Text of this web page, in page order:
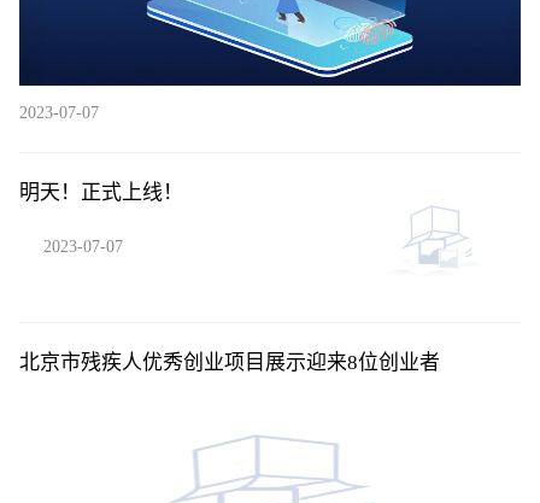
2023-07-07
明天！正式上线！
2023-07-07
北京市残疾人优秀创业项目展示迎来8位创业者